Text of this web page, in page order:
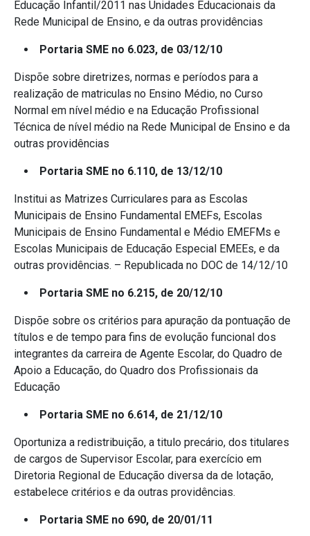
Educação Infantil/2011 nas Unidades Educacionais da
Rede Municipal de Ensino, e da outras providências
Portaria SME no 6.023, de 03/12/10
Dispõe sobre diretrizes, normas e períodos para a
realização de matriculas no Ensino Médio, no Curso
Normal em nível médio e na Educação Profissional
Técnica de nível médio na Rede Municipal de Ensino e da
outras providências
Portaria SME no 6.110, de 13/12/10
Institui as Matrizes Curriculares para as Escolas
Municipais de Ensino Fundamental EMEFs, Escolas
Municipais de Ensino Fundamental e Médio EMEFMs e
Escolas Municipais de Educação Especial EMEEs, e da
outras providências. – Republicada no DOC de 14/12/10
Portaria SME no 6.215, de 20/12/10
Dispõe sobre os critérios para apuração da pontuação de
títulos e de tempo para fins de evolução funcional dos
integrantes da carreira de Agente Escolar, do Quadro de
Apoio a Educação, do Quadro dos Profissionais da
Educação
Portaria SME no 6.614, de 21/12/10
Oportuniza a redistribuição, a titulo precário, dos titulares
de cargos de Supervisor Escolar, para exercício em
Diretoria Regional de Educação diversa da de lotação,
estabelece critérios e da outras providências.
Portaria SME no 690, de 20/01/11